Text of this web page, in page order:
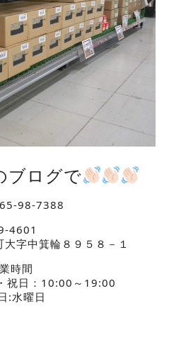
ブログで
98-7388
4601
字中箕輪８９５８－１
時間
祝日：10:00～19:00
:水曜日